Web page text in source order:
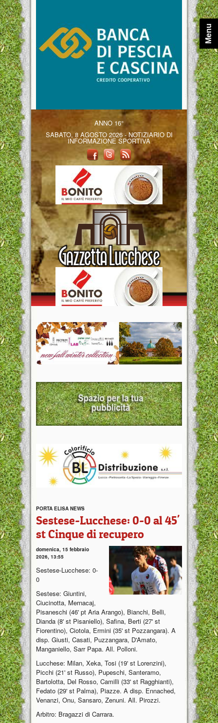
ANNO 16°
SABATO, 8 AGOSTO 2026 - NOTIZIARIO DI
INFORMAZIONE SPORTIVA
PORTA ELISA NEWS
Sestese-Lucchese: 0-0 al 45'
st Cinque di recupero
domenica, 15 febbraio
2026, 13:55
Sestese-Lucchese: 0-
0
Sestese: Giuntini,
Ciucinotta, Mernacaj,
Pisaneschi (46' pt Aria Arango), Bianchi, Belli,
Dianda (8' st Pisaniello), Safina, Berti (27' st
Fiorentino), Ciotola, Ermini (35' st Pozzangara). A
disp. Giusti, Casati, Puzzangara, D'Amato,
Manganiello, Sarr Papa. All. Polloni.
Lucchese: Milan, Xeka, Tosi (19' st Lorenzini),
Picchi (21' st Russo), Pupeschi, Santeramo,
Bartolotta, Del Rosso, Camilli (33' st Ragghianti),
Fedato (29' st Palma), Piazze. A disp. Ennached,
Venanzi, Onu, Sansaro, Zenuni. All. Pirozzi.
Arbitro: Bragazzi di Carrara.
Menu